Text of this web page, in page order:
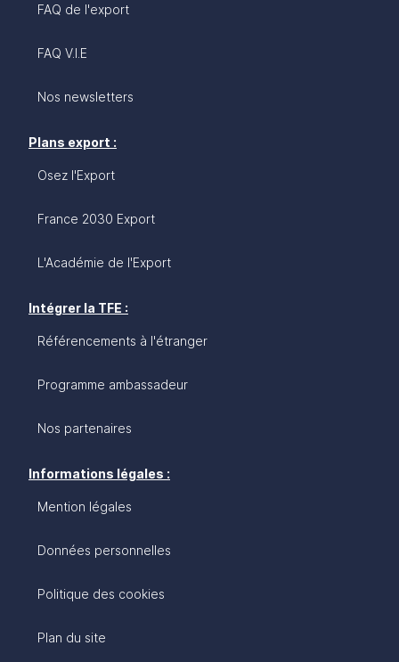
FAQ de l'export
FAQ V.I.E
Nos newsletters
Plans export :
Osez l'Export
France 2030 Export
L'Académie de l'Export
Intégrer la TFE :
Référencements à l'étranger
Programme ambassadeur
Nos partenaires
Informations légales :
Mention légales
Données personnelles
Politique des cookies
Plan du site